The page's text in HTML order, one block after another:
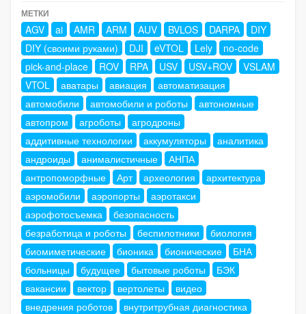
МЕТКИ
AGV ai AMR ARM AUV BVLOS DARPA
DIY
DIY (своими руками)
DJI eVTOL Lely
no-code
pick-and-place
ROV RPA USV USV+ROV
VSLAM
VTOL
аватары авиация
автоматизация
автомобили
автомобили и роботы
автономные
автопром
агроботы
агродроны
аддитивные технологии
аккумуляторы
аналитика
андроиды
анималистичные
АНПА
антропоморфные
Арт археология
архитектура
аэромобили
аэропорты
аэротакси
аэрофотосъемка
безопасность
безработица и роботы
беспилотники
биология
биомиметические
бионика бионические
БНА
больницы
будущее бытовые роботы
БЭК
вакансии
вектор вертолеты
видео
внедрения роботов
внутритрубная диагностика